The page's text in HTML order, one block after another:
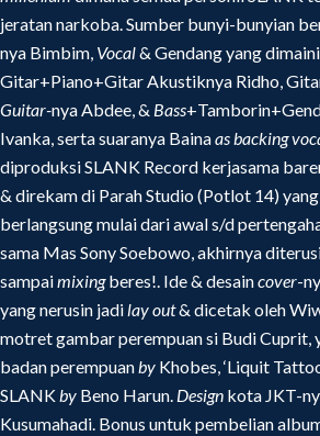
jeratan narkoba. Sumber bunyi-bunyian
nya Bimbim, Vocal& Gendang yang
Gitar+Piano+Gitar Akustiknya Ridho,
Guitar-nya Abdee, & Bass
Ivanka, serta suaranya Bainaas backing
diproduksi SLANK Record kerjasama
& direkam di Parah Studio (Potlot 14)
berlangsung mulai dari awal s/d
sama Mas Sony Soebowo, akhirnya
sampaimixingberes!. Ide & desaincover-
yang nerusin jadilay out& dicetak oleh
motret gambar perempuan si Budi Cuprit,
badan perempuanby Khobes,‘Liquit
SLANKby Beno Harun. Design kota JKT-
Kusumahadi. Bonus untuk pembelian